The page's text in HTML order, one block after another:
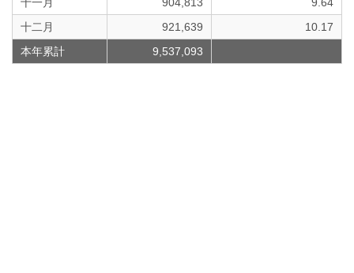
十二月
921,639
10.17
本年累計
9,537,093